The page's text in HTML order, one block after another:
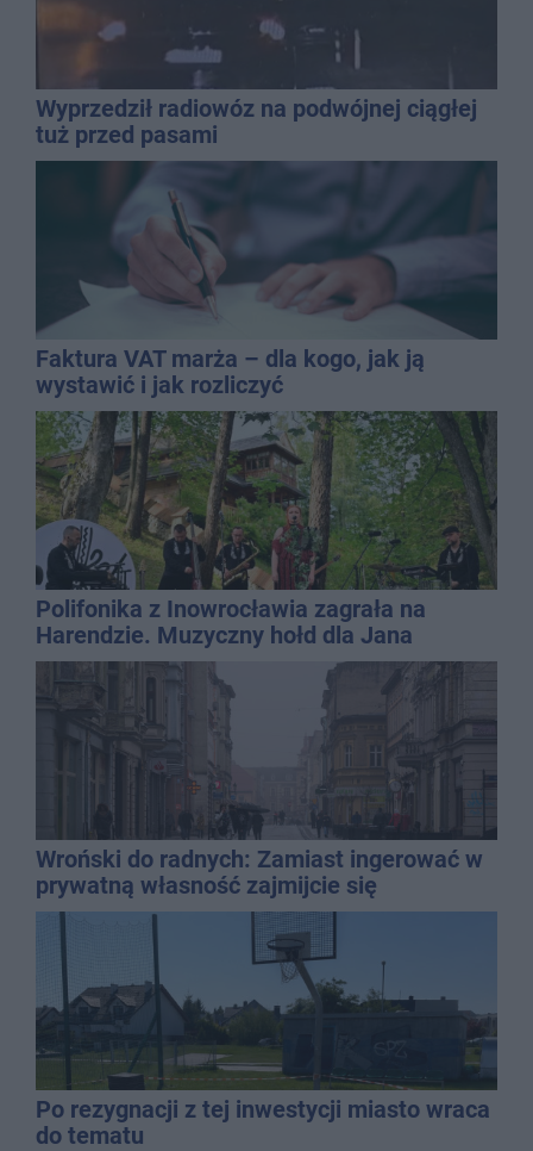
Wyprzedził radiowóz na podwójnej ciągłej
tuż przed pasami
Faktura VAT marża – dla kogo, jak ją
wystawić i jak rozliczyć
Polifonika z Inowrocławia zagrała na
Harendzie. Muzyczny hołd dla Jana
Kasprowicza
Wroński do radnych: Zamiast ingerować w
prywatną własność zajmijcie się
gospodarką
Po rezygnacji z tej inwestycji miasto wraca
do tematu